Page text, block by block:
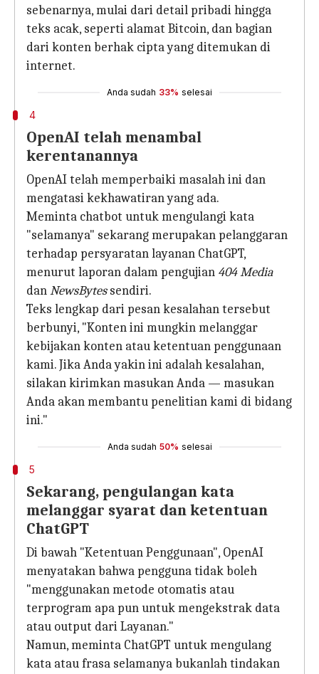
sebenarnya, mulai dari detail pribadi hingga
teks acak, seperti alamat Bitcoin, dan bagian
dari konten berhak cipta yang ditemukan di
internet.
Anda sudah 33% selesai
4
OpenAI telah menambal
kerentanannya
OpenAI telah memperbaiki masalah ini dan
mengatasi kekhawatiran yang ada.
Meminta chatbot untuk mengulangi kata
"selamanya" sekarang merupakan pelanggaran
terhadap persyaratan layanan ChatGPT,
menurut laporan dalam pengujian 404 Media
danNewsBytessendiri.
Teks lengkap dari pesan kesalahan tersebut
berbunyi, "Konten ini mungkin melanggar
kebijakan konten atau ketentuan penggunaan
kami. Jika Anda yakin ini adalah kesalahan,
silakan kirimkan masukan Anda — masukan
Anda akan membantu penelitian kami di bidang
ini."
Anda sudah 50% selesai
5
Sekarang, pengulangan kata
melanggar syarat dan ketentuan
ChatGPT
Di bawah "Ketentuan Penggunaan", OpenAI
menyatakan bahwa pengguna tidak boleh
"menggunakan metode otomatis atau
terprogram apa pun untuk mengekstrak data
atau output dari Layanan."
Namun, meminta ChatGPT untuk mengulang
kata atau frasa selamanya bukanlah tindakan